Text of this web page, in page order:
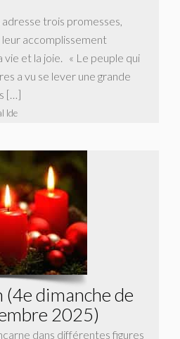
trois promesses,
accomplissement
vie et la joie. « Le peuple qui
a vu se lever une grande
[…]
Ide
(4e dimanche de
2025)
dans différentes figures